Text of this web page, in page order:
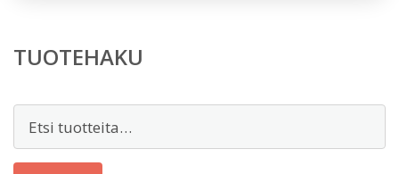
TUOTEHAKU